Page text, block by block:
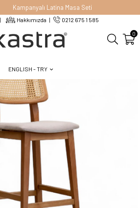
Kampanyalı Latina Masa Seti
Hakkımızda 0212 675 1 585
ENGLISH - TRY
0